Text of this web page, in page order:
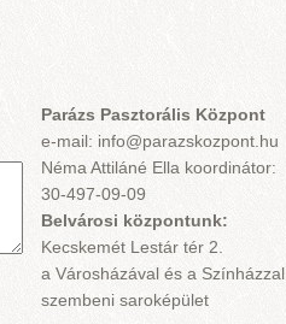
Parázs Pasztorális Központ
e-mail: info@parazskozpont.hu
Néma Attiláné Ella koordinátor:
30-497-09-09
Belvárosi központunk:
Kecskemét Lestár tér 2.
a Városházával és a Színházzal
szembeni saroképület